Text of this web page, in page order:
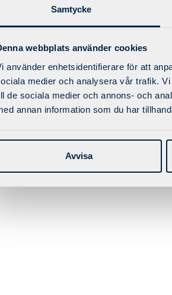
Samtycke
webbplats använder cookies
använder enhetsidentifierare för att
medier och analysera vår trafik.
de sociala medier och annons- och
annan information som du har
Avvisa
© 2025